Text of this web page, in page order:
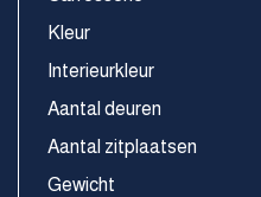
Kleur
Interieurkleur
Aantal deuren
Aantal zitplaatsen
Gewicht